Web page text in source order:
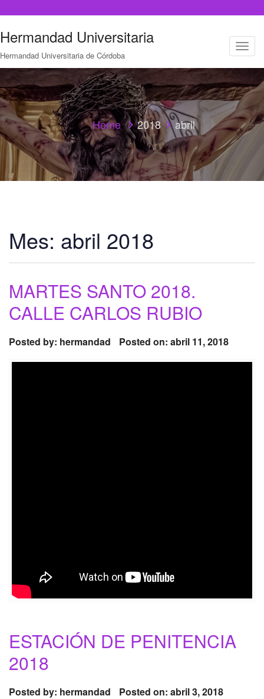
Hermandad Universitaria
Hermandad Universitaria de Córdoba
T
o
g
l
e
n
a
v
i
Home 2018 abril
Mes: abril 2018
MARTES SANTO 2018.
CALLE CARLOS RUBIO
Posted by: hermandad Posted on: abril 11, 2018
ESTACIÓN DE PENITENCIA
2018
Posted by: hermandad Posted on: abril 3, 2018